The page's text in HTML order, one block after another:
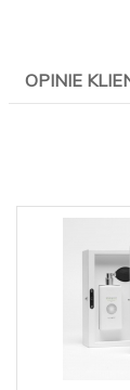
OPINIE